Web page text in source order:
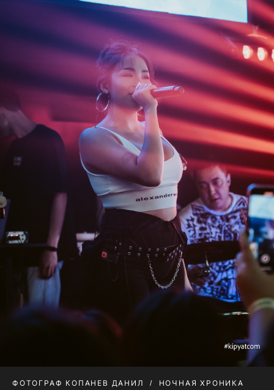
ФОТОГРАФ КОПАНЕВ ДАНИЛ НОЧНАЯ ХРОНИКА